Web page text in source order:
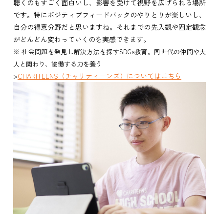
聴くのもすごく面白いし、影響を受けて視野を広げられる場所
です。特にポジティブフィードバックのやりとりが楽しいし、
自分の得意分野だと思いますね。それまでの先入観や固定観念
がどんどん変わっていくのを実感できます。
※ 社会問題を発見し解決方法を探すSDGs教育。同世代の仲間や大
人と関わり、協働する力を養う
>CHARITEENS（チャリティーンズ）についてはこちら